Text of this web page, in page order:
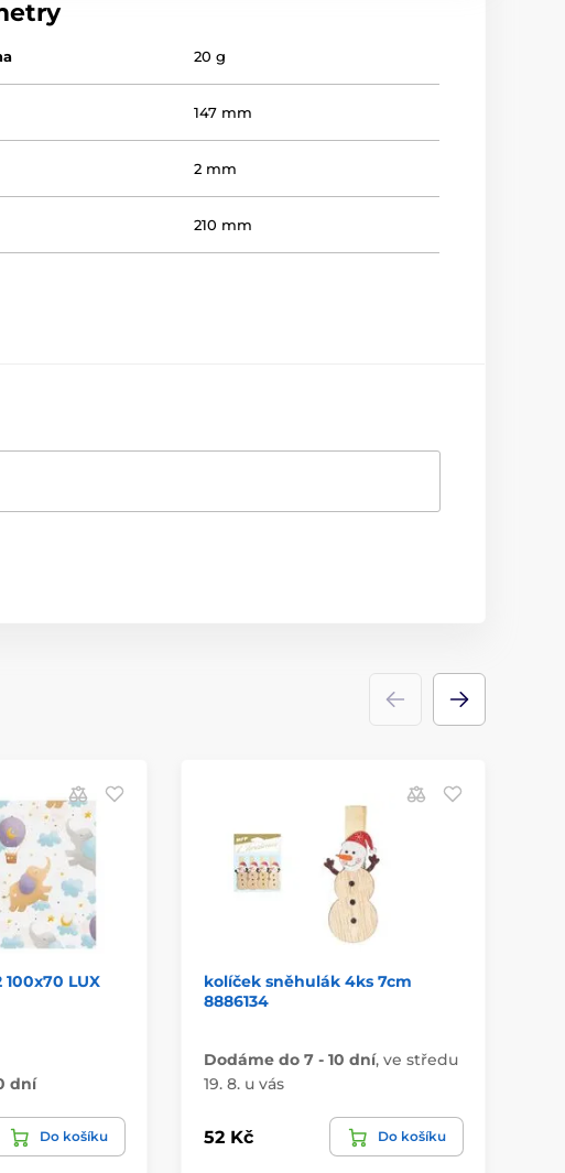
20 g
147 mm
2 mm
210 mm
LUX
dní
Do košíku
kolíček sněhulák 4ks 7cm
8886134
Dodáme do 7 - 10 dní, ve středu
19. 8. u vás
52 Kč Do košíku